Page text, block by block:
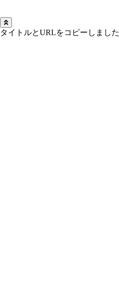
タイトルとURLをコピーしました